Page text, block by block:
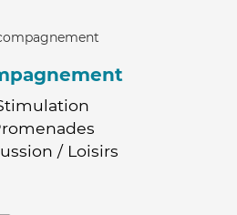
/ Loisirs